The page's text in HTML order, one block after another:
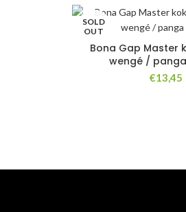
SOLD
OUT
Bona Gap Master
wengé /
€13,45